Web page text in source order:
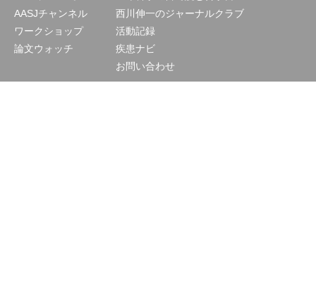
AASJチャンネル
ワークショップ
論文ウォッチ
西川伸一のジャーナルクラブ
活動記録
疾患ナビ
お問い合わせ